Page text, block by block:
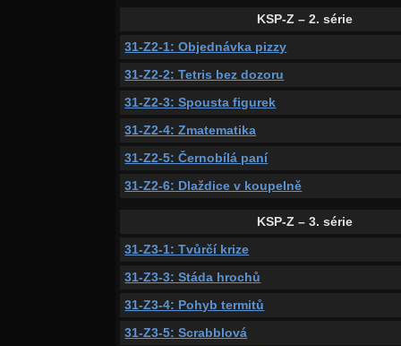
KSP-Z – 2. série
31-Z2-1: Objednávka pizzy
31-Z2-2: Tetris bez dozoru
31-Z2-3: Spousta figurek
31-Z2-4: Zmatematika
31-Z2-5: Černobílá paní
31-Z2-6: Dlaždice v koupelně
KSP-Z – 3. série
31-Z3-1: Tvůrčí krize
31-Z3-3: Stáda hrochů
31-Z3-4: Pohyb termitů
31-Z3-5: Scrabblová